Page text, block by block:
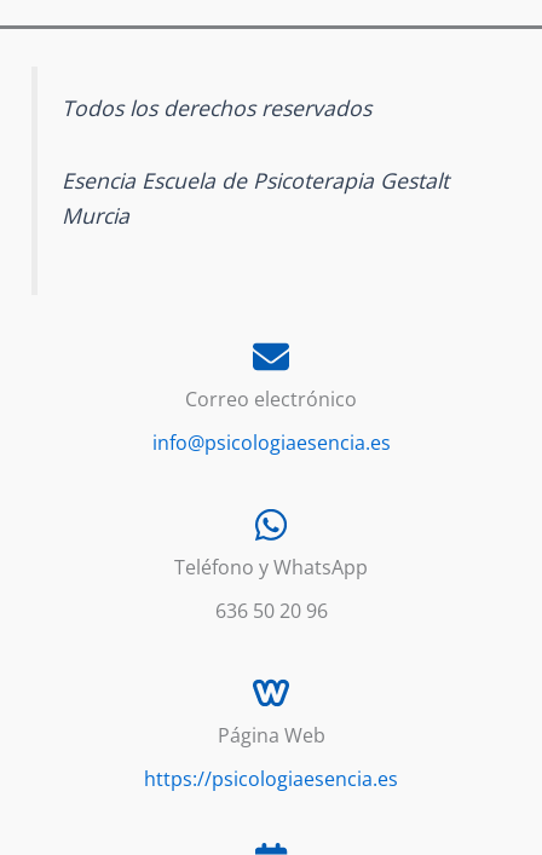
Todos los derechos reservados
Esencia Escuela de Psicoterapia Gestalt
Murcia
Correo electrónico
info@psicologiaesencia.es
Teléfono y WhatsApp
636 50 20 96
Página Web
https://psicologiaesencia.es